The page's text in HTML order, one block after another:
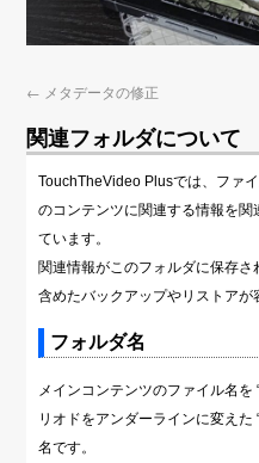
← メタデータの修正
関連フォルダについて
TouchTheVideo Plusでは、ファ
のコンテンツに関連する情報を
ています。
関連情報がこのフォルダに保存
含めたバックアップやリストアが
フォルダ名
メインコンテンツのファイル名を
リオドをアンダーラインに変えた
名です。